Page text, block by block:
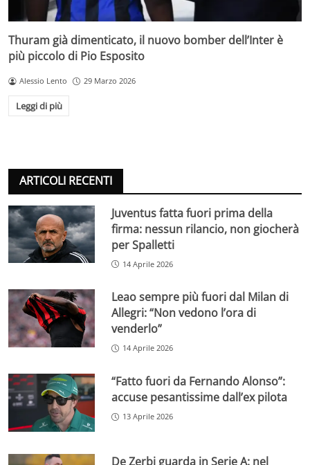
Thuram già dimenticato, il nuovo bomber dell’Inter è
più piccolo di Pio Esposito
Alessio Lento 29 Marzo 2026
Leggi di più
ARTICOLI RECENTI
Juventus fatta fuori prima della
firma: nessun rilancio, non giocherà
per Spalletti
14 Aprile 2026
Leao sempre più fuori dal Milan di
Allegri: “Non vedono l’ora di
venderlo”
14 Aprile 2026
“Fatto fuori da Fernando Alonso”:
accuse pesantissime dall’ex pilota
13 Aprile 2026
De Zerbi guarda in Serie A: nel